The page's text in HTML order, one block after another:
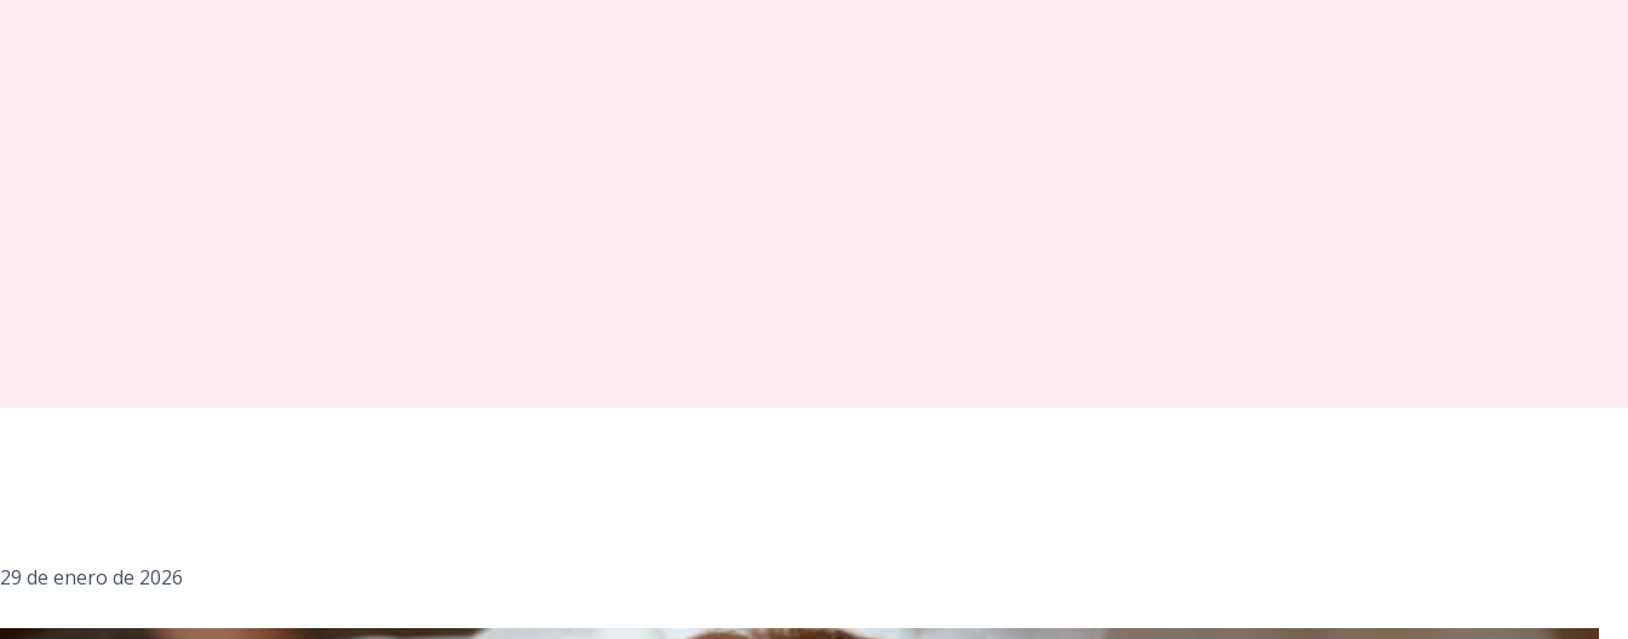
29 de enero de 2026